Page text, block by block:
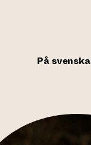
På svenska